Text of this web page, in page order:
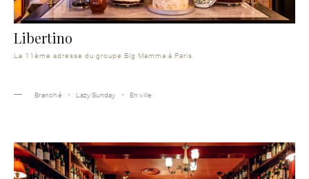
Libertino
La 11ème adresse du groupe Big Mamma à Paris
Branché Lazy Sunday En ville